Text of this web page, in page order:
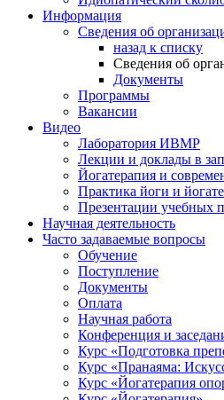
Информация
Сведения об
назад к списку
Сведения об
Документы
Программы
Вакансии
Видео
Лаборатория ИВМР
Лекции и доклады в
Йогатерапия и
Практика йоги и
Презентации учебных
Научная деятельность
Часто задаваемые вопросы
Обучение
Поступление
Документы
Оплата
Научная работа
Конференция и
Курс «Подготовка
Курс «Пранаяма:
Курс «Йогатерапия